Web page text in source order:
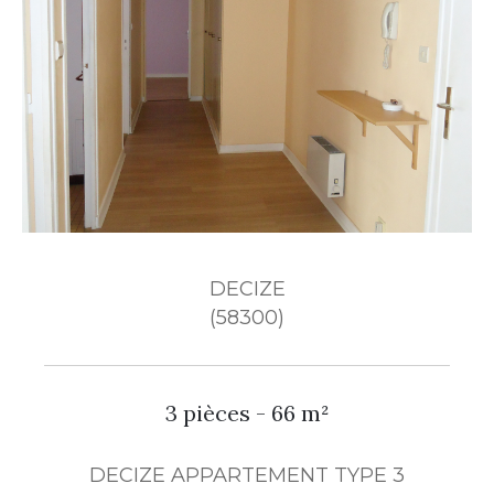
DECIZE
(58300)
3 pièces - 66 m²
DECIZE APPARTEMENT TYPE 3
Ville
CRITÈRES
SUPPLÉMENTAIRES